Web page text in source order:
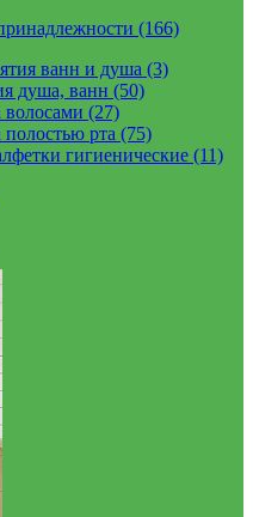
(166)
ванн и душа (3)
душа, ванн (50)
волосами (27)
полостью рта (75)
гигиенические (11)